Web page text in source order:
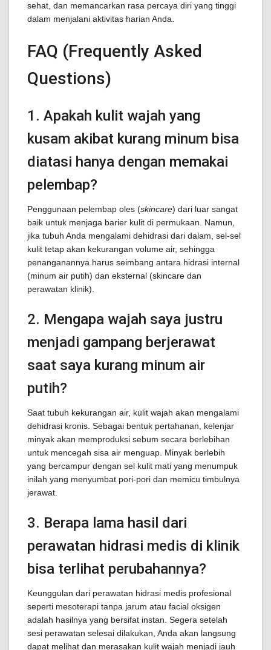
sehat, dan memancarkan rasa percaya diri yang tinggi
dalam menjalani aktivitas harian Anda.
FAQ (Frequently Asked
Questions)
1. Apakah kulit wajah yang
kusam akibat kurang minum bisa
diatasi hanya dengan memakai
pelembap?
Penggunaan pelembap oles (skincare) dari luar sangat
baik untuk menjaga barier kulit di permukaan. Namun,
jika tubuh Anda mengalami dehidrasi dari dalam, sel-sel
kulit tetap akan kekurangan volume air, sehingga
penanganannya harus seimbang antara hidrasi internal
(minum air putih) dan eksternal (skincare dan
perawatan klinik).
2. Mengapa wajah saya justru
menjadi gampang berjerawat
saat saya kurang minum air
putih?
Saat tubuh kekurangan air, kulit wajah akan mengalami
dehidrasi kronis. Sebagai bentuk pertahanan, kelenjar
minyak akan memproduksi sebum secara berlebihan
untuk mencegah sisa air menguap. Minyak berlebih
yang bercampur dengan sel kulit mati yang menumpuk
inilah yang menyumbat pori-pori dan memicu timbulnya
jerawat.
3. Berapa lama hasil dari
perawatan hidrasi medis di klinik
bisa terlihat perubahannya?
Keunggulan dari perawatan hidrasi medis profesional
seperti mesoterapi tanpa jarum atau facial oksigen
adalah hasilnya yang bersifat instan. Segera setelah
sesi perawatan selesai dilakukan, Anda akan langsung
dapat melihat dan merasakan kulit wajah menjadi jauh